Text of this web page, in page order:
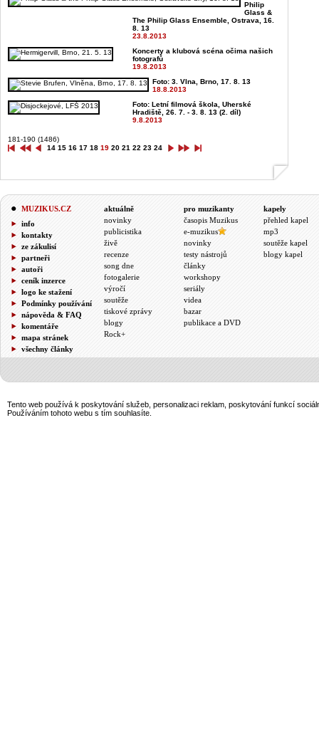
Philip
Glass &
The Philip Glass Ensemble, Ostrava, 16.
8. 13
23.8.2013
Koncerty a klubová scéna očima našich
fotografů
19.8.2013
Foto: 3. Vlna, Brno, 17. 8. 13
18.8.2013
Foto: Letní filmová škola, Uherské
Hradiště, 26. 7. - 3. 8. 13 (2. díl)
9.8.2013
181-190 (1486)
14 15 16 17 18 19 20 21 22 23 24
MUZIKUS.CZ
info
kontakty
ze zákulisí
partneři
autoři
ceník inzerce
logo ke stažení
Podmínky používání
nápověda & FAQ
komentáře
mapa stránek
všechny články
aktuálně
novinky
publicistika
živě
recenze
song dne
fotogalerie
výročí
soutěže
tiskové zprávy
blogy
Rock+
pro muzikanty
časopis Muzikus
e-muzikus
novinky
testy nástrojů
články
workshopy
seriály
videa
bazar
publikace a DVD
kapely
přehled kapel
mp3
soutěže kapel
blogy kapel
Tento web používá k poskytování služeb, personalizaci reklam, poskytování funkcí
Používáním tohoto webu s tím souhlasíte.